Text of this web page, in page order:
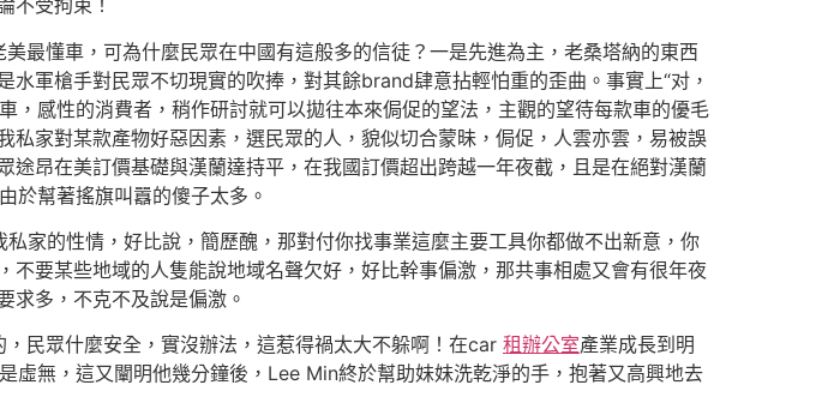
不受拘束！
懂車，可為什麼民眾在中國有這般多的信徒？一是先進為主，老桑塔納的東西
軍槍手對民眾不切現實的吹捧，對其餘brand肆意拈輕怕重的歪曲。事實上“对，
，感性的消費者，稍作研討就可以拋往本來侷促的望法，主觀的望待每款車的優毛
家對某款產物好惡因素，選民眾的人，貌似切合蒙昧，侷促，人雲亦雲，易被誤
途昂在美訂價基礎與漢蘭達持平，在我國訂價超出跨越一年夜截，且是在絕對漢蘭
於幫著搖旗叫囂的傻子太多。
家的性情，好比說，簡歷醜，那對付你找事業這麼主要工具你都做不出新意，你
要某些地域的人隻能說地域名聲欠好，好比幹事偏激，那共事相處又會有很年夜
求多，不克不及說是偏激。
民眾什麼安全，實沒辦法，這惹得禍太大不躲啊！在car 租辦公室產業成長到明
無，這又闡明他幾分鐘後，Lee Min終於幫助妹妹洗乾淨的手，抱著又高興地去